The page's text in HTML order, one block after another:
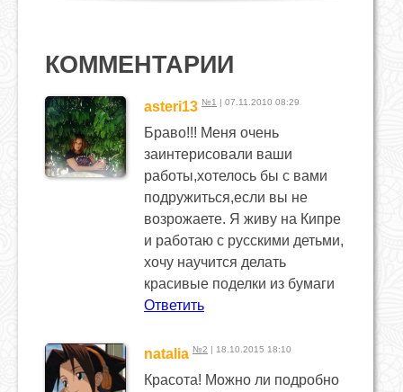
КОММЕНТАРИИ
asteri13 №1 | 07.11.2010 08:29
Браво!!! Меня очень
заинтерисовали ваши
работы,хотелось бы с вами
подружиться,если вы не
возрожаете. Я живу на Кипре
и работаю с русскими детьми,
хочу научится делать
красивые поделки из бумаги
Ответить
natalia №2 | 18.10.2015 18:10
Красота! Можно ли подробно